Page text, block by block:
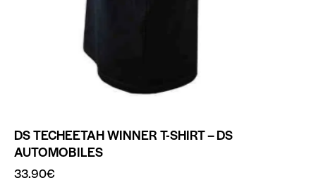
DS TECHEETAH WINNER T-SHIRT – DS
AUTOMOBILES
33.90€